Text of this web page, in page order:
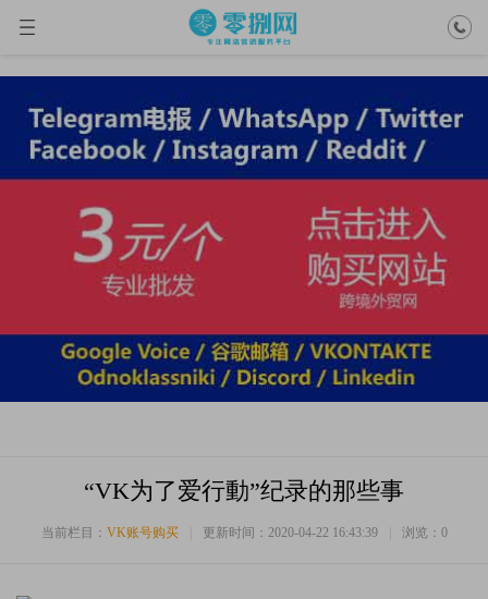
“VK为了爱行動”纪录的那些事
当前栏目： VK账号购买 更新时间：2020-04-22 16:43:39 浏览： 0